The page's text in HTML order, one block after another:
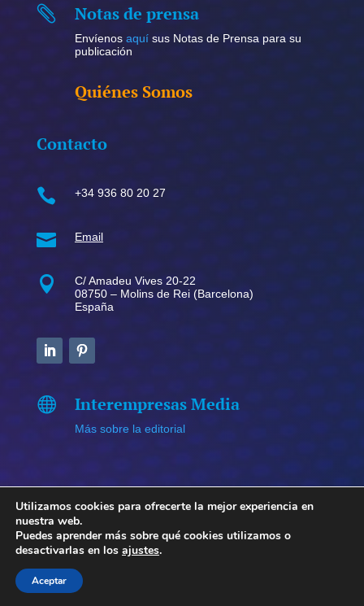
 Notas de prensa
Envíenos aquísus Notas de Prensa para su
publicación
Quiénes Somos
Contacto
 +34 936 80 20 27
 Email

C/ Amadeu Vives 20-22
08750 – Molins de Rei (Barcelona)
España
 Interempresas Media
Más sobre la editorial
Copyright © 2026 NewsPackaging. Todos los derechos
reservados. Política de privacidad y aviso legal
de cookies
Utilizamos cookies para ofrecerte la mejor experiencia en
nuestra web.
Puedes aprender más sobre qué cookies utilizamos o
desactivarlas en los ajustes.
Aceptar